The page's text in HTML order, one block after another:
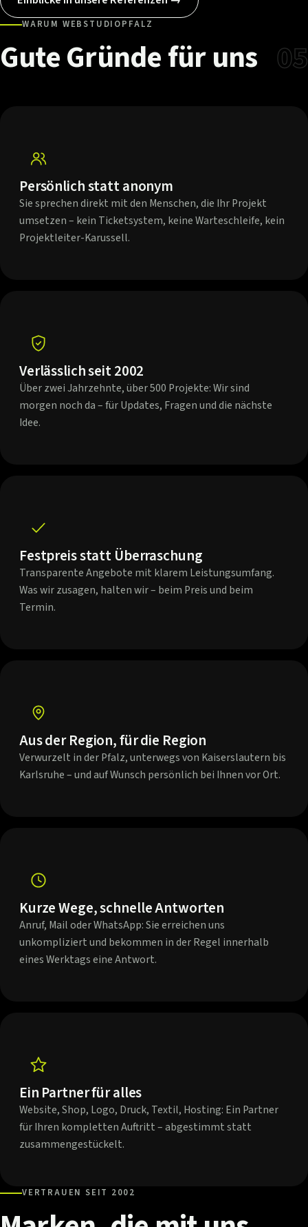
WARUM WEBSTUDIOPFALZ
GuteGründefüruns 05
Persönlich statt anonym
Sie sprechen direkt mit den Menschen, die Ihr Projekt
umsetzen – kein Ticketsystem, keine Warteschleife, kein
Projektleiter-Karussell.
Verlässlich seit 2002
Über zwei Jahrzehnte, über 500 Projekte: Wir sind
morgen noch da – für Updates, Fragen und die nächste
Idee.
Festpreis statt Überraschung
Transparente Angebote mit klarem Leistungsumfang.
Was wir zusagen, halten wir – beim Preis und beim
Termin.
Aus der Region, für die Region
Verwurzelt in der Pfalz, unterwegs von Kaiserslautern bis
Karlsruhe – und auf Wunsch persönlich bei Ihnen vor Ort.
Kurze Wege, schnelle Antworten
Anruf, Mail oder WhatsApp: Sie erreichen uns
unkompliziert und bekommen in der Regel innerhalb
eines Werktags eine Antwort.
Ein Partner für alles
Website, Shop, Logo, Druck, Textil, Hosting: Ein Partner
für Ihren kompletten Auftritt – abgestimmt statt
zusammengestückelt.
VERTRAUEN SEIT 2002